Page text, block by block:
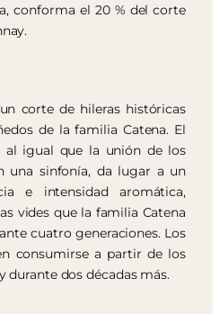
conforma el 20 % del corte
corte de hileras históricas
de la familia Catena. El
al igual que la unión de los
una sinfonía, da lugar a un
e intensidad aromática,
vides que la familia Catena
cuatro generaciones. Los
consumirse a partir de los
durante dos décadas más.